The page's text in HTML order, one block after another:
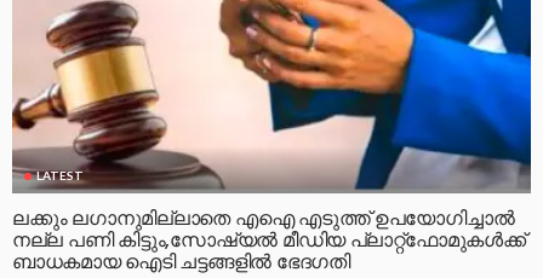
LATEST
ലക്കും ലഗാനുമില്ലാതെ എഐ എടുത്ത് ഉപയോഗിച്ചാല്‍
നല്ല പണി കിട്ടും,സോഷ്യല്‍ മീഡിയ പ്ലാറ്റ്‌ഫോമുകള്‍ക്ക്
ബാധകമായ ഐടി ചട്ടങ്ങളില്‍ ഭേദഗതി